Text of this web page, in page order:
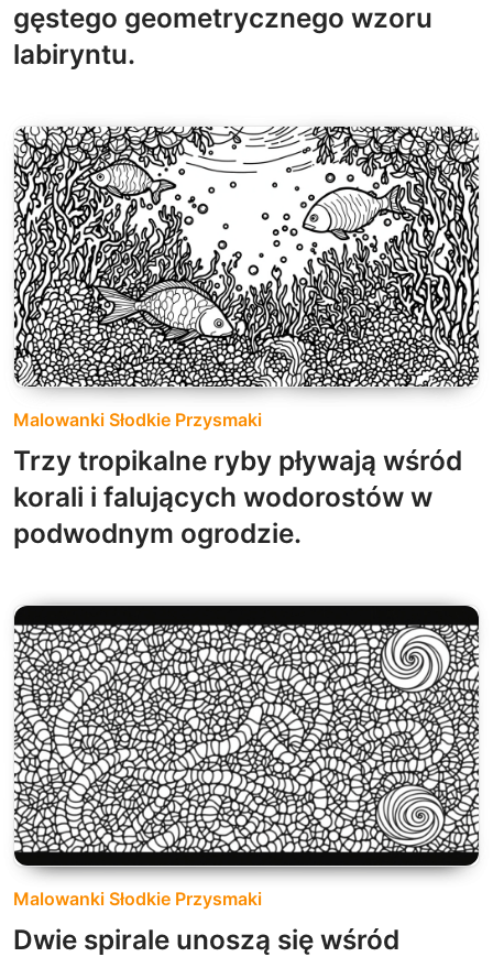
gęstego geometrycznego wzoru
labiryntu.
Malowanki Słodkie Przysmaki
Trzy tropikalne ryby pływają wśród
korali i falujących wodorostów w
podwodnym ogrodzie.
Malowanki Słodkie Przysmaki
Dwie spirale unoszą się wśród